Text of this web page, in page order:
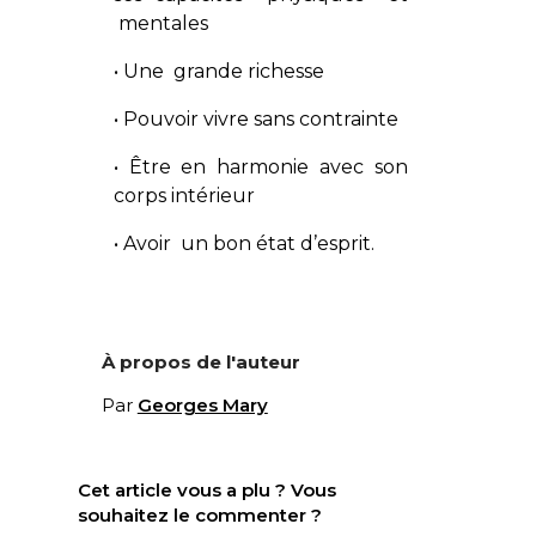
mentales
• Une grande richesse
• Pouvoir vivre sans contrainte
• Être en harmonie avec son
corps intérieur
• Avoir un bon état d’esprit.
À propos de l'auteur
Par Georges Mary
Cet article vous a plu ? Vous
souhaitez le commenter ?